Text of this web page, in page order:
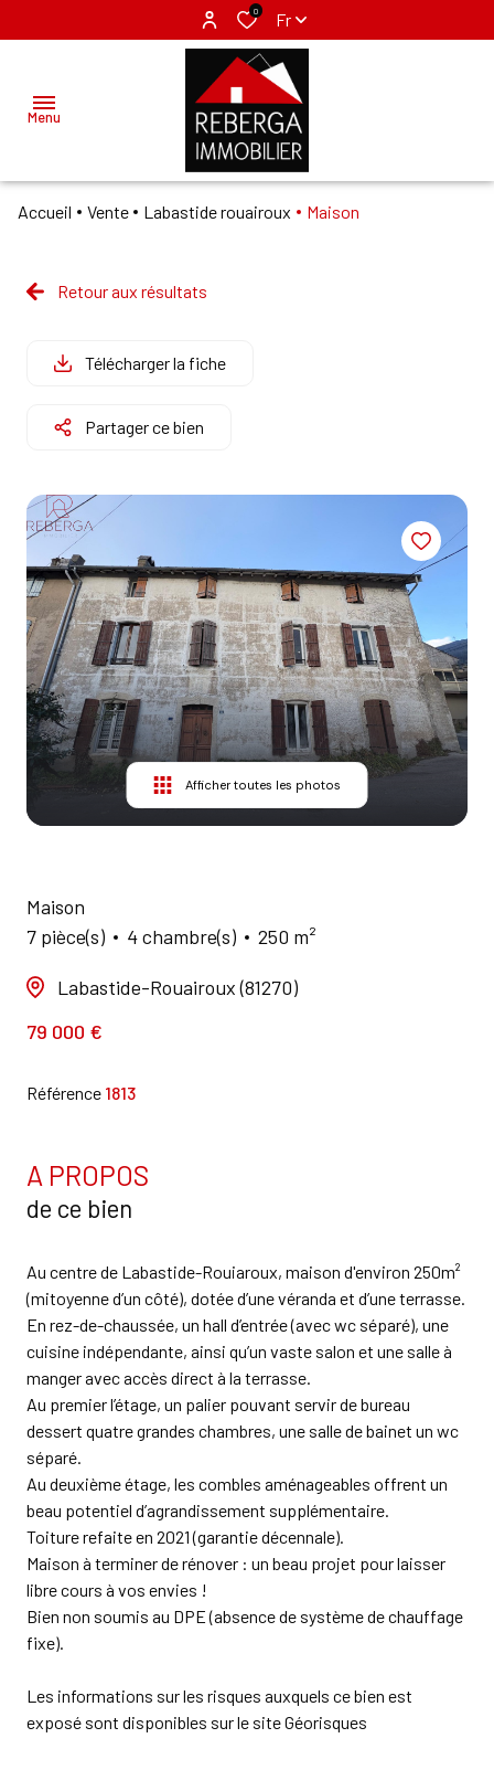
0 Fr
Menu
ACHETER
GÉRER
AGENCES
MAZAMET
CONTACT
Accueil Vente Labastide rouairoux Maison
Retour aux résultats
Télécharger la fiche
Partager ce bien
Afficher toutes les photos
Maison
7 pièce(s)
4 chambre(s) 250 m²
Labastide-Rouairoux (81270)
79 000 €
Référence 1813
A PROPOS
de ce bien
Au centre de Labastide-Rouiaroux, maison d'environ 250m²
(mitoyenne d’un côté), dotée d’une véranda et d’une terrasse.
En rez-de-chaussée, un hall d’entrée (avec wc séparé), une
cuisine indépendante, ainsi qu’un vaste salon et une salle à
manger avec accès direct à la terrasse.
Au premier l’étage, un palier pouvant servir de bureau
dessert quatre grandes chambres, une salle de bainet un wc
séparé.
Au deuxième étage, les combles aménageables offrent un
beau potentiel d’agrandissement supplémentaire.
Toiture refaite en 2021 (garantie décennale).
Maison à terminer de rénover : un beau projet pour laisser
libre cours à vos envies !
Bien non soumis au DPE (absence de système de chauffage
fixe).
Les informations sur les risques auxquels ce bien est
exposé sont disponibles sur le siteGéorisques